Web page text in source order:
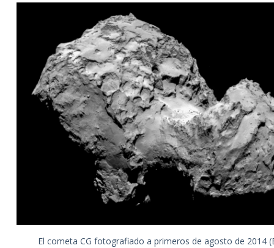
El cometa CG fotografiado a primeros de agosto de 2014